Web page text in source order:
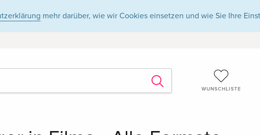
mehr darüber, wie wir Cookies einsetzen und wie Sie Ihre
WUNSCHLISTE